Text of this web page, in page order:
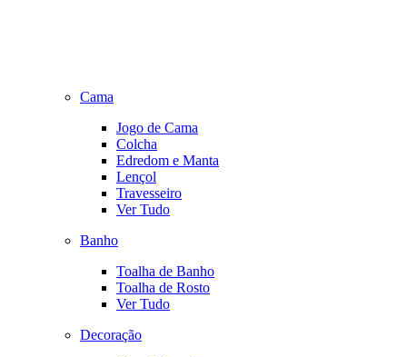
Cama
Jogo de Cama
Colcha
Edredom e Manta
Lençol
Travesseiro
Ver Tudo
Banho
Toalha de Banho
Toalha de Rosto
Ver Tudo
Decoração